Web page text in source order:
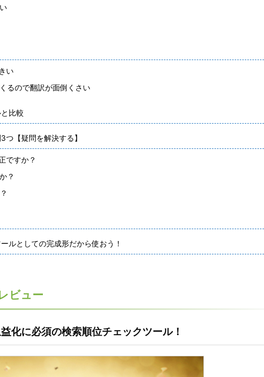
い
るので翻訳が面倒くさい
比較
【疑問を解決する】
ですか？
？
ルとしての完成形だから使おう！
ビュー
化に必須の検索順位チェックツール！